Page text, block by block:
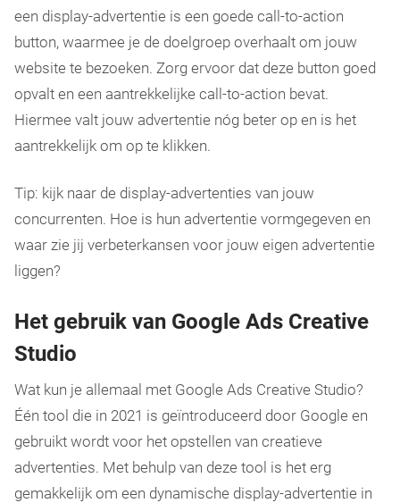
een display-advertentie is een goede call-to-action
button, waarmee je de doelgroep overhaalt om jouw
website te bezoeken. Zorg ervoor dat deze button goed
opvalt en een aantrekkelijke call-to-action bevat.
Hiermee valt jouw advertentie nóg beter op en is het
aantrekkelijk om op te klikken.
Tip: kijk naar de display-advertenties van jouw
concurrenten. Hoe is hun advertentie vormgegeven en
waar zie jij verbeterkansen voor jouw eigen advertentie
liggen?
Het gebruik van Google Ads Creative
Studio
Wat kun je allemaal met Google Ads Creative Studio?
Één tool die in 2021 is geïntroduceerd door Google en
gebruikt wordt voor het opstellen van creatieve
advertenties. Met behulp van deze tool is het erg
gemakkelijk om een dynamische display-advertentie in